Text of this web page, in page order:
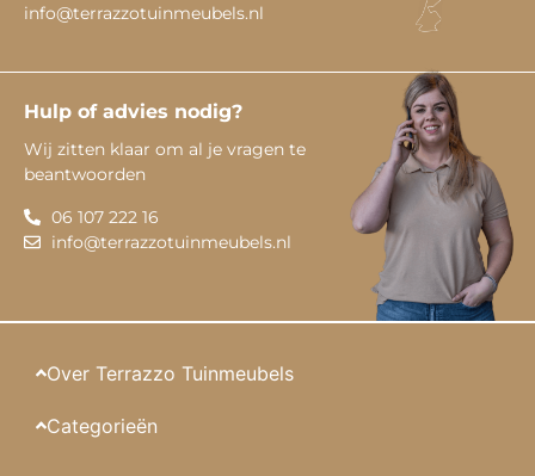
info@terrazzotuinmeubels.nl
Hulp of advies nodig?
Wij zitten klaar om al je vragen te
beantwoorden
06 107 222 16
info@terrazzotuinmeubels.nl
Over Terrazzo Tuinmeubels
Categorieën